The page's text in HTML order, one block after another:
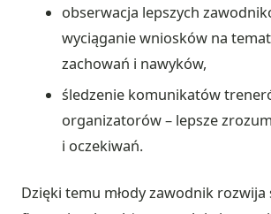
obserwacja lepszych
wyciąganie wniosków na
zachowań i nawyków,
śledzenie komunikatów
organizatorów – lepsze
i oczekiwań.
Dzięki temu młody zawodnik rozwija